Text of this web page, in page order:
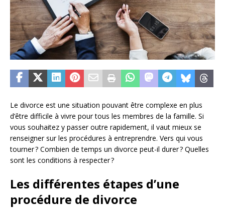
Le divorce est une situation pouvant être complexe en plus
d’être difficile à vivre pour tous les membres de la famille. Si
vous souhaitez y passer outre rapidement, il vaut mieux se
renseigner sur les procédures à entreprendre. Vers qui vous
tourner ? Combien de temps un divorce peut-il durer ? Quelles
sont les conditions à respecter ?
Les différentes étapes d’une
procédure de divorce